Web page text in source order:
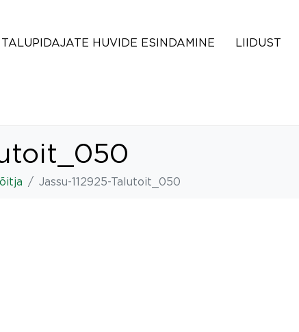
TALUPIDAJATE HUVIDE ESINDAMINE LIIDUST
Jassu-112925-Talutoit_050